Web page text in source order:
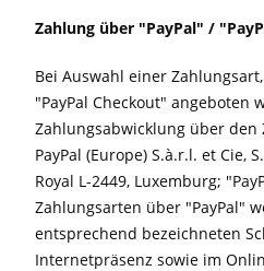
Zahlung über "PayPal" /
Bei Auswahl einer
"PayPal Checkout" angeboten
Zahlungsabwicklung über
PayPal (Europe) S.à.r.l. et Cie,
Royal L-2449, Luxemburg;
Zahlungsarten über "PayPal"
entsprechend bezeichneten
Internetpräsenz sowie im